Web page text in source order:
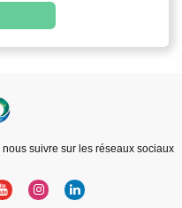
suivre sur les réseaux sociaux